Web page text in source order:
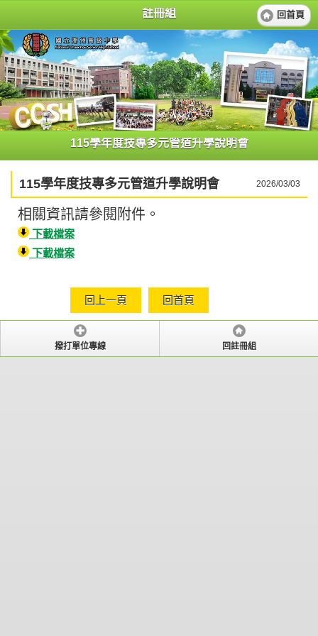
註冊組 回首頁
115學年度技專多元管道升學說明會
115學年度技專多元管道升學說明會 2026/03/03
相關資訊請參閱附件。
下載檔案
下載檔案
回上一頁 回首頁
撥打單位專線 回註冊組